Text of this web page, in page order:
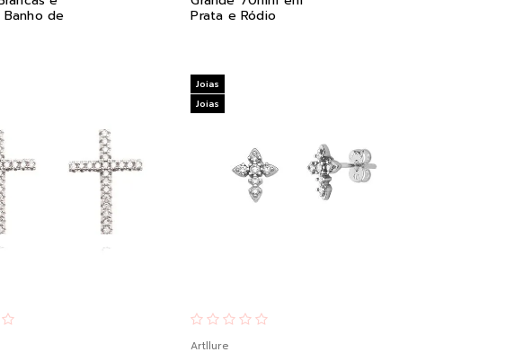
de
Prata e Ródio
Artllure
Joias
Joias